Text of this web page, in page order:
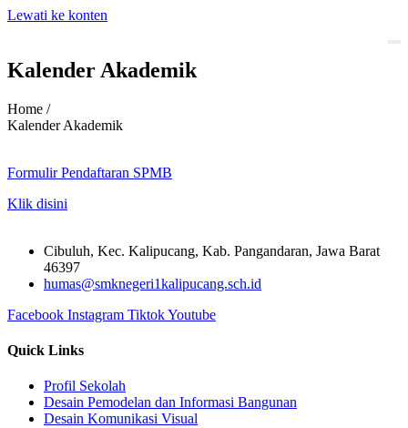
Lewati ke konten
Kalender Akademik
Home /
Kalender Akademik
Formulir Pendaftaran SPMB
Klik disini
Cibuluh, Kec. Kalipucang, Kab. Pangandaran, Jawa Barat
46397
humas@smknegeri1kalipucang.sch.id
Facebook Instagram TiktokYoutube
Quick Links
Profil Sekolah
Desain Pemodelan dan Informasi Bangunan
Desain Komunikasi Visual